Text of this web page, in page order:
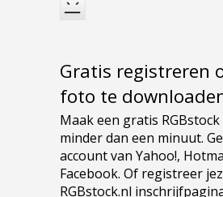
Gratis registreren
foto te